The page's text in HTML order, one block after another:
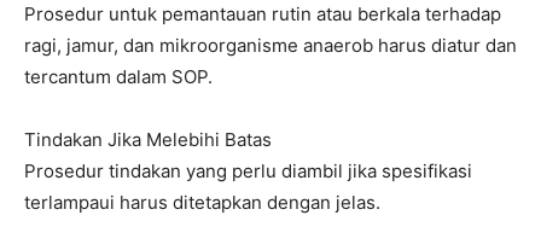
Prosedur untuk pemantauan rutin atau berkala terhadap
ragi, jamur, dan mikroorganisme anaerob harus diatur dan
tercantum dalam SOP.
Tindakan Jika Melebihi Batas
Prosedur tindakan yang perlu diambil jika spesifikasi
terlampaui harus ditetapkan dengan jelas.